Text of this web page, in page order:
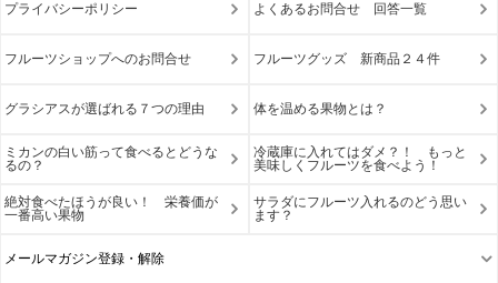
プライバシーポリシー よくあるお問合せ 回答一覧
フルーツショップへのお問合せ フルーツグッズ 新商品２４件
グラシアスが選ばれる７つの理由 体を温める果物とは？
ミカンの白い筋って食べるとどうな
るの？
冷蔵庫に入れてはダメ？！ もっと
美味しくフルーツを食べよう！
絶対食べたほうが良い！ 栄養価が
一番高い果物
サラダにフルーツ入れるのどう思い
ます？
メールマガジン登録・解除